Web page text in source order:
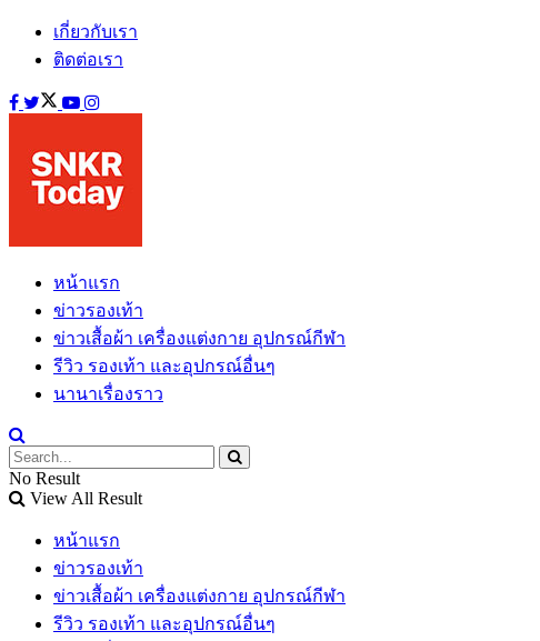
เกี่ยวกับเรา
ติดต่อเรา
หน้าแรก
ข่าวรองเท้า
ข่าวเสื้อผ้า เครื่องแต่งกาย อุปกรณ์กีฬา
รีวิว รองเท้า และอุปกรณ์อื่นๆ
นานาเรื่องราว
No Result
View All Result
หน้าแรก
ข่าวรองเท้า
ข่าวเสื้อผ้า เครื่องแต่งกาย อุปกรณ์กีฬา
รีวิว รองเท้า และอุปกรณ์อื่นๆ